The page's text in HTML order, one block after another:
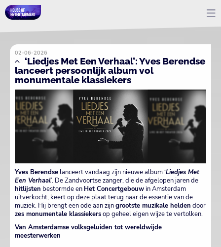
02-06-2026
‘Liedjes Met Een Verhaal’: Yves Berendse
lanceert persoonlijk album vol
monumentale klassiekers
Yves Berendse lanceert vandaag zijn nieuwe album ‘Liedjes Met
Een Verhaal’. De Zandvoortse zanger, die de afgelopen jaren de
hitlijsten bestormde en Het Concertgebouwin Amsterdam
uitverkocht, keert op deze plaat terug naar de essentie van de
muziek. Hij brengt een ode aan zijngrootste muzikale helden door
zes monumentale klassiekersop geheel eigen wijze te vertolken.
Van Amsterdamse volksgeluiden tot wereldwijde
meesterwerken